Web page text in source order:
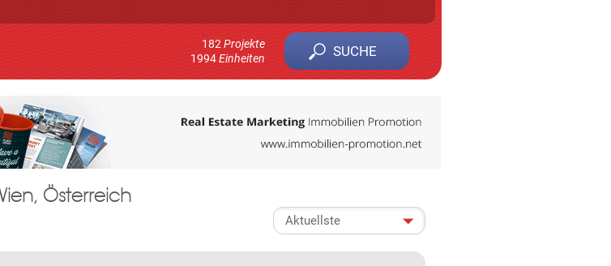
182 Projekte
1994Einheiten
über neue Immo-Projekte im System zu erhalten.
Sie ein das Wort:promotion
Benutzer sind und um automatisierten Spam vorzubeugen.
Österreich